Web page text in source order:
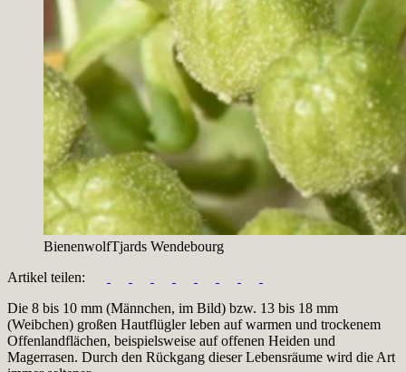
BienenwolfTjards Wendebourg
Artikel teilen:
Die 8 bis 10 mm (Männchen, im Bild) bzw. 13 bis 18 mm
(Weibchen) großen Hautflügler leben auf warmen und trockenem
Offenlandflächen, beispielsweise auf offenen Heiden und
Magerrasen. Durch den Rückgang dieser Lebensräume wird die Art